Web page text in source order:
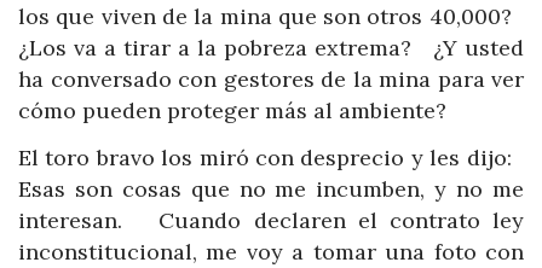
los que viven de la mina que son otros 40,000?
¿Los va a tirar a la pobreza extrema? ¿Y usted
ha conversado con gestores de la mina para ver
cómo pueden proteger más al ambiente?
El toro bravo los miró con desprecio y les dijo:
Esas son cosas que no me incumben, y no me
interesan. Cuando declaren el contrato ley
inconstitucional, me voy a tomar una foto con